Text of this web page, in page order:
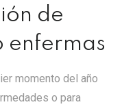
de
enfermas
momento del año
o para